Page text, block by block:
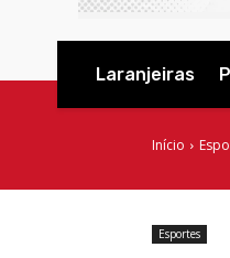
Laranjeiras
Início
Esportes